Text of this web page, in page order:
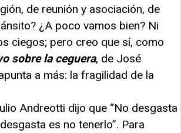
de reunión y asociación, de
¿A poco vamos bien? Ni
ciegos; pero creo que sí, como
sobre la ceguera, de José
a más: la fragilidad de la
Andreotti dijo que “No desgasta
es no tenerlo”. Para